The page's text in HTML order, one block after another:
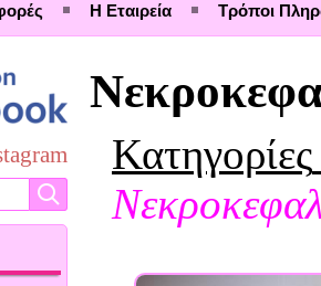
Η Εταιρεία Τρόποι
Κατηγορίες